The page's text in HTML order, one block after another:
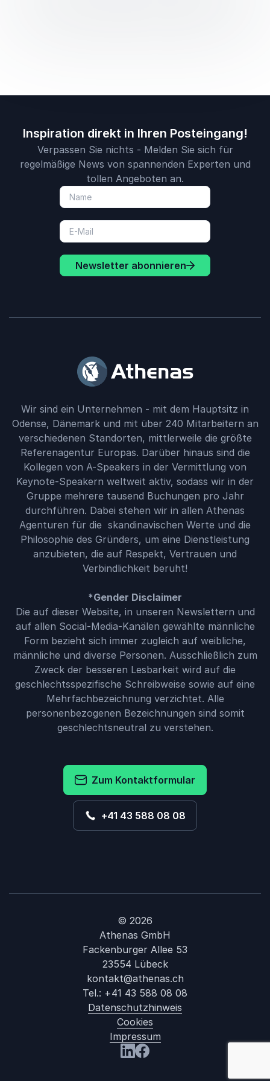
Inspiration direkt in Ihren Posteingang!
Verpassen Sie nichts - Melden Sie sich für
regelmäßige News von spannenden Experten und
tollen Angeboten an.
Newsletter abonnieren
Wir sind ein Unternehmen - mit dem Hauptsitz in
Odense, Dänemark und mit über 240 Mitarbeitern an
verschiedenen Standorten, mittlerweile die größte
Referenagentur Europas. Darüber hinaus sind die
Kollegen von A-Speakers in der Vermittlung von
Keynote-Speakern weltweit aktiv, sodass wir in der
Gruppe mehrere tausend Buchungen pro Jahr
durchführen. Dabei stehen wir in allen Athenas
Agenturen für die skandinavischen Werte und die
Philosophie des Gründers, um eine Dienstleistung
anzubieten, die auf Respekt, Vertrauen und
Verbindlichkeit beruht!
*Gender Disclaimer
Die auf dieser Website, in unseren Newslettern und
auf allen Social-Media-Kanälen gewählte männliche
Form bezieht sich immer zugleich auf weibliche,
männliche und diverse Personen. Ausschließlich zum
Zweck der besseren Lesbarkeit wird auf die
geschlechtsspezifische Schreibweise sowie auf eine
Mehrfachbezeichnung verzichtet. Alle
personenbezogenen Bezeichnungen sind somit
geschlechtsneutral zu verstehen.
Zum Kontaktformular
+41 43 588 08 08
© 2026
Athenas GmbH
Fackenburger Allee 53
23554 Lübeck
kontakt@athenas.ch
Tel.: +41 43 588 08 08
Datenschutzhinweis
Cookies
Impressum